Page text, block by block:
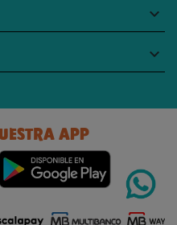
keyboard_arrow_down
keyboard_arrow_down
APP